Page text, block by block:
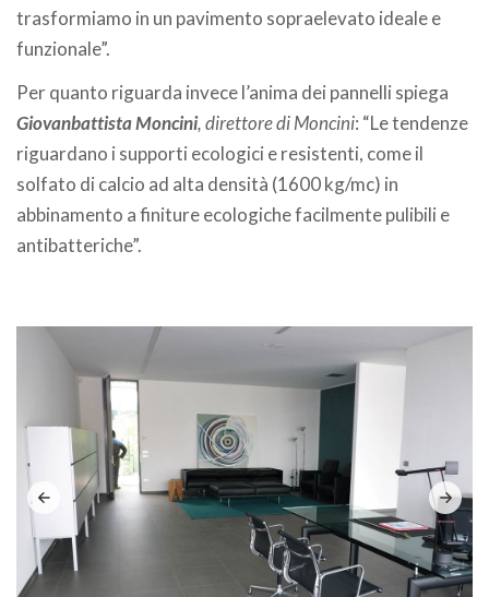
trasformiamo in un pavimento sopraelevato ideale e
funzionale”.
Per quanto riguarda invece l’anima dei pannelli spiega
Giovanbattista Moncini, direttore di Moncini: “Le tendenze
riguardano i supporti ecologici e resistenti, come il
solfato di calcio ad alta densità (1600 kg/mc) in
abbinamento a finiture ecologiche facilmente pulibili e
antibatteriche”.